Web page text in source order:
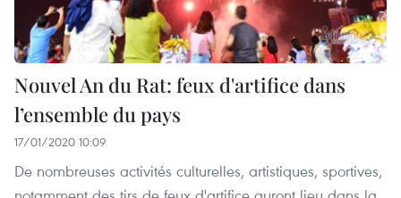
Nouvel An du Rat: feux d'artifice dans
l’ensemble du pays
17/01/2020 10:09
De nombreuses activités culturelles, artistiques, sportives,